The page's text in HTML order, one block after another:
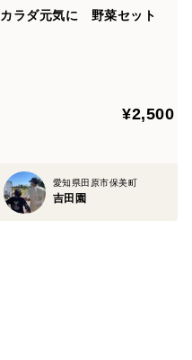
カラダ元気に 野菜セット
¥2,500
愛知県田原市保美町
吉田園